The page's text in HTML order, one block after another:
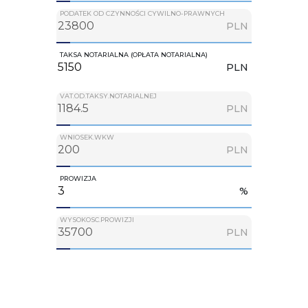
PODATEK OD CZYNNOŚCI CYWILNO-PRAWNYCH
PLN
TAKSA NOTARIALNA (OPŁATA NOTARIALNA)
PLN
VAT.OD.TAKSY.NOTARIALNEJ
PLN
WNIOSEK.WKW
PLN
PROWIZJA
%
WYSOKOSC.PROWIZJI
PLN